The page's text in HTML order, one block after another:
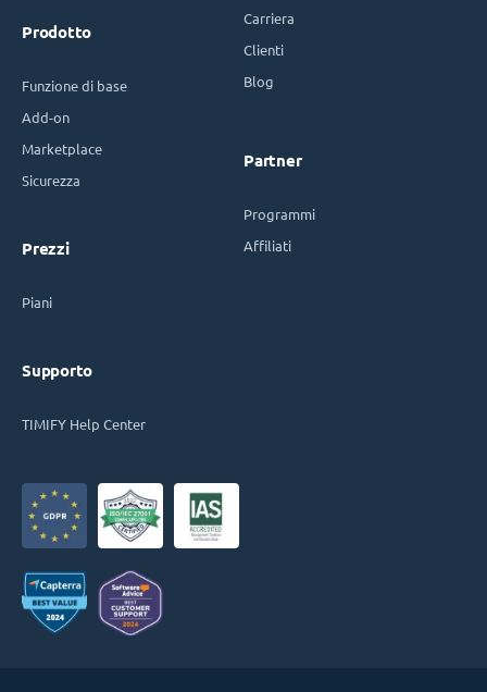
Prodotto
Funzione di base
Add-on
Marketplace
Sicurezza
Prezzi
Piani
Supporto
TIMIFY Help Center
Carriera
Clienti
Blog
Partner
Programmi
Affiliati